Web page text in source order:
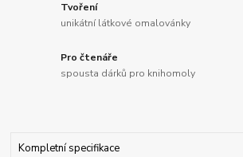
Tvoření
unikátní látkové omalovánky
Pro čtenáře
spousta dárků pro knihomoly
Kompletní specifikace